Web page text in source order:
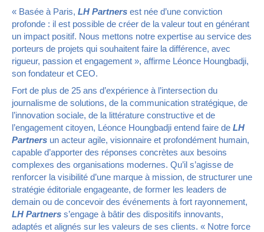
« Basée à Paris, LH Partners est née d’une conviction
profonde : il est possible de créer de la valeur tout en générant
un impact positif. Nous mettons notre expertise au service des
porteurs de projets qui souhaitent faire la différence, avec
rigueur, passion et engagement », affirme Léonce Houngbadji,
son fondateur et CEO.
Fort de plus de 25 ans d’expérience à l’intersection du
journalisme de solutions, de la communication stratégique, de
l’innovation sociale, de la littérature constructive et de
l’engagement citoyen, Léonce Houngbadji entend faire de LH
Partners un acteur agile, visionnaire et profondément humain,
capable d’apporter des réponses concrètes aux besoins
complexes des organisations modernes. Qu’il s’agisse de
renforcer la visibilité d’une marque à mission, de structurer une
stratégie éditoriale engageante, de former les leaders de
demain ou de concevoir des événements à fort rayonnement,
LH Partners s’engage à bâtir des dispositifs innovants,
adaptés et alignés sur les valeurs de ses clients. « Notre force